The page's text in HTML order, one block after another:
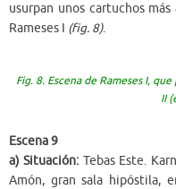
usurpan unos cartuchos
Rameses I (fig. 8).
Fig. 8. Escena de Rameses I,
II
Escena 9
a) Situación: Tebas Este.
Amón, gran sala hipóstila,